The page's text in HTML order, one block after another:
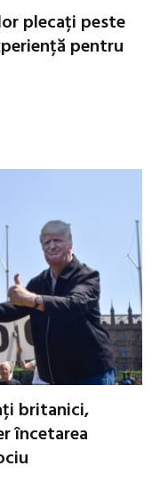
plecați peste
pentru
britanici,
încetarea